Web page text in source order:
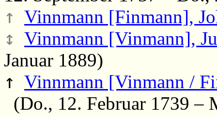
↑ Vinnmann [Finmann],
↕ Vinnmann [Vinmann],
Januar 1889)
↑ Vinnmann [Vinmann /
(Do., 12. Februar 1739 –